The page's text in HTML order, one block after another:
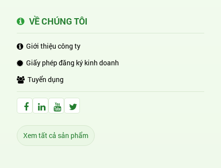
VỀ CHÚNG TÔI
Giới thiệu công ty
Giấy phép đăng ký kinh doanh
Tuyển dụng
Facebook Huỳnh Gia Alpha
LinkedIn Huỳnh Gia Alpha
YouTube Huỳnh Gia Alpha
Twitter Huỳnh Gia Alpha
Xem tất cả sản phẩm